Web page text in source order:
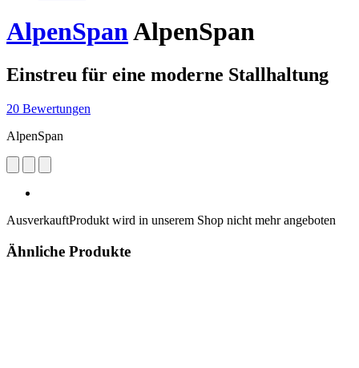
AlpenSpanAlpenSpan
Einstreu für eine moderne Stallhaltung
20 Bewertungen
AlpenSpan
AusverkauftProdukt wird in unserem Shop nicht mehr angeboten
Ähnliche Produkte